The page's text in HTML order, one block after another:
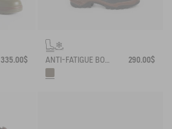
335.00$
290.00$